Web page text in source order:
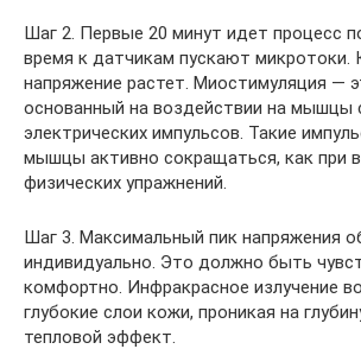
Шаг 2. Первые 20 минут идет процесс
время к датчикам пускают микротоки.
напряжение растет. Миостимуляция —
основанный на воздействии на мышцы
электрических импульсов. Такие
мышцы активно сокращаться, как при
физических упражнений.
Шаг 3. Максимальный пик напряжения
индивидуально. Это должно быть
комфортно. Инфракрасное излучение
глубокие слои кожи, проникая на
тепловой эффект.